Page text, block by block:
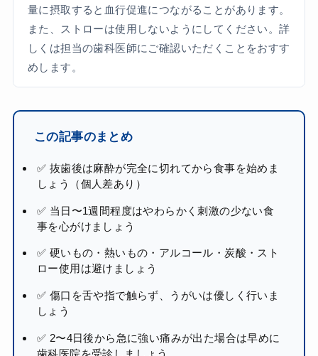
量に摂取すると血行促進につながることがあります。
また、ストローは使用しないようにしてください。詳
しくは担当の歯科医師にご確認いただくことをおすす
めします。
この記事のまとめ
✅ 抜歯後は麻酔が完全に切れてから食事を始めま
しょう（個人差あり）
✅ 当日〜1週間程度はやわらかく刺激の少ない食
事を心がけましょう
✅ 硬いもの・熱いもの・アルコール・炭酸・スト
ロー使用は避けましょう
✅ 傷口を舌や指で触らず、うがいは優しく行いま
しょう
✅ 2〜4日後から急に強い痛みが出た場合は早めに
歯科医院を受診しましょう